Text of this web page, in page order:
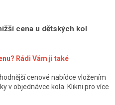
cena u dětských kol
Rádi Vám ji také
cenové nabídce vložením
v objednávce kola. Klikni pro více